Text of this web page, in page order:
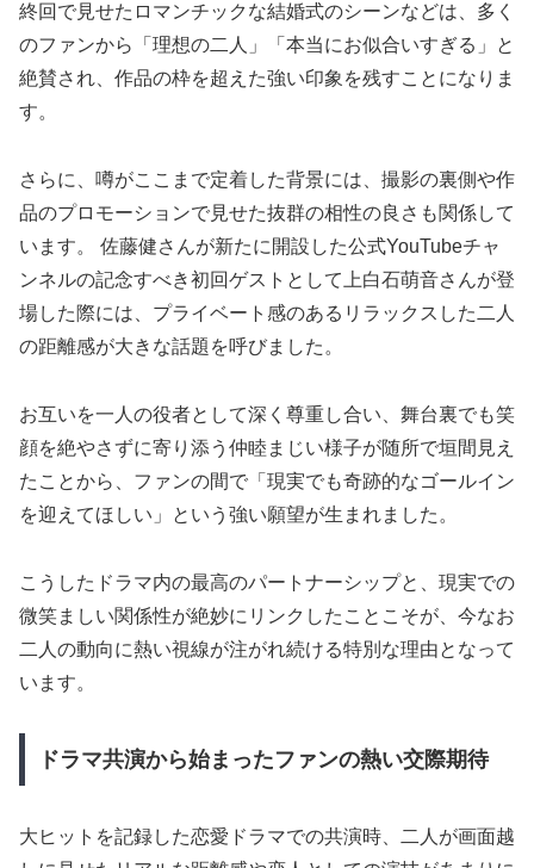
終回で見せたロマンチックな結婚式のシーンなどは、多く
のファンから「理想の二人」「本当にお似合いすぎる」と
絶賛され、作品の枠を超えた強い印象を残すことになりま
す。
さらに、噂がここまで定着した背景には、撮影の裏側や作
品のプロモーションで見せた抜群の相性の良さも関係して
います。 佐藤健さんが新たに開設した公式YouTubeチャ
ンネルの記念すべき初回ゲストとして上白石萌音さんが登
場した際には、プライベート感のあるリラックスした二人
の距離感が大きな話題を呼びました。
お互いを一人の役者として深く尊重し合い、舞台裏でも笑
顔を絶やさずに寄り添う仲睦まじい様子が随所で垣間見え
たことから、ファンの間で「現実でも奇跡的なゴールイン
を迎えてほしい」という強い願望が生まれました。
こうしたドラマ内の最高のパートナーシップと、現実での
微笑ましい関係性が絶妙にリンクしたことこそが、今なお
二人の動向に熱い視線が注がれ続ける特別な理由となって
います。
ドラマ共演から始まったファンの熱い交際期待
大ヒットを記録した恋愛ドラマでの共演時、二人が画面越